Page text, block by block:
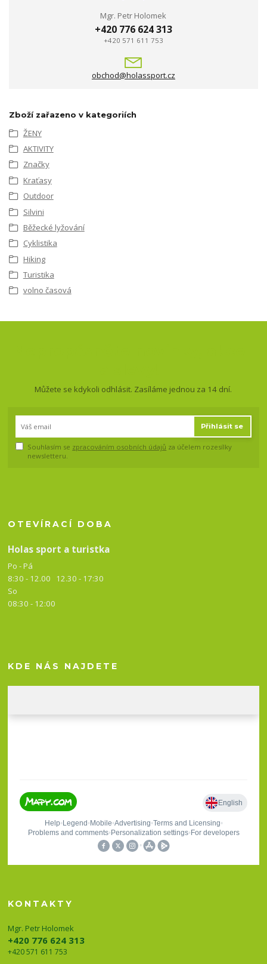
Mgr. Petr Holomek
+420 776 624 313
+420 571 611 753
obchod@holassport.cz
Zboží zařazeno v kategoriích
ŽENY
AKTIVITY
Značky
Kraťasy
Outdoor
Silvini
Běžecké lyžování
Cyklistika
Hiking
Turistika
volno časová
Můžete se kdykoli odhlásit. Zasíláme jednou za 14 dní.
Přihlásit se
Souhlasím se zpracováním osobních údajů za účelem rozesílky
newsletteru.
OTEVÍRACÍ DOBA
Holas sport a turistka
Po - Pá
8:30 - 12.00 12.30 - 17:30
So
08:30 - 12:00
KDE NÁS NAJDETE
KONTAKTY
Mgr. Petr Holomek
+420 776 624 313
+420 571 611 753